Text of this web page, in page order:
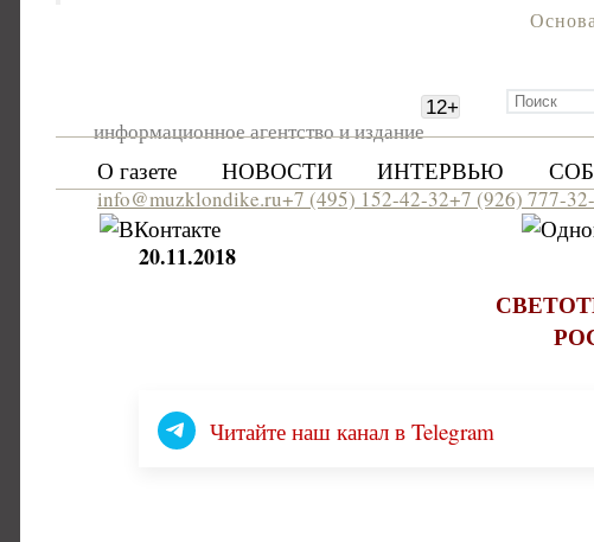
информационное агентство и издание
12+
О газете НОВОСТИ ИНТЕРВЬЮ
info@muzklondike.ru+7 (495) 152-42-32+7 (926) 777-
20.11.2018
Читайте наш канал в Telegram